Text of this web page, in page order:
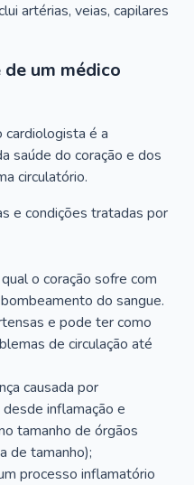
artérias, veias, capilares
um médico
cardiologista é a
saúde do coração e dos
circulatório.
e condições tratadas por
o coração sofre com
do sangue.
e pode ter como
de circulação até
causada por
inflamação e
tamanho de órgãos
de tamanho);
processo inflamatório